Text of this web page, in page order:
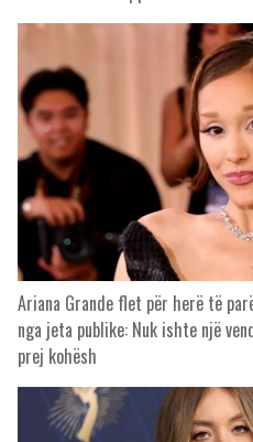
Ariana Grande flet për herë të
nga jeta publike: Nuk ishte një
prej kohësh